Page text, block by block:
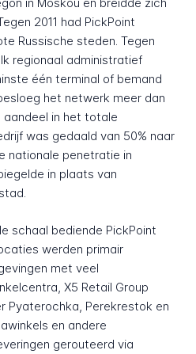
2011 had PickPoint
Russische steden. Tegen
regionaal administratief
één terminal of bemand
het netwerk meer dan
aandeel in het totale
was gedaald van 50% naar
nationale penetratie in
in plaats van
schaal bediende PickPoint
werden primair
met veel
X5 Retail Group
Pyaterochka, Perekrestok en
en andere
gerouteerd via